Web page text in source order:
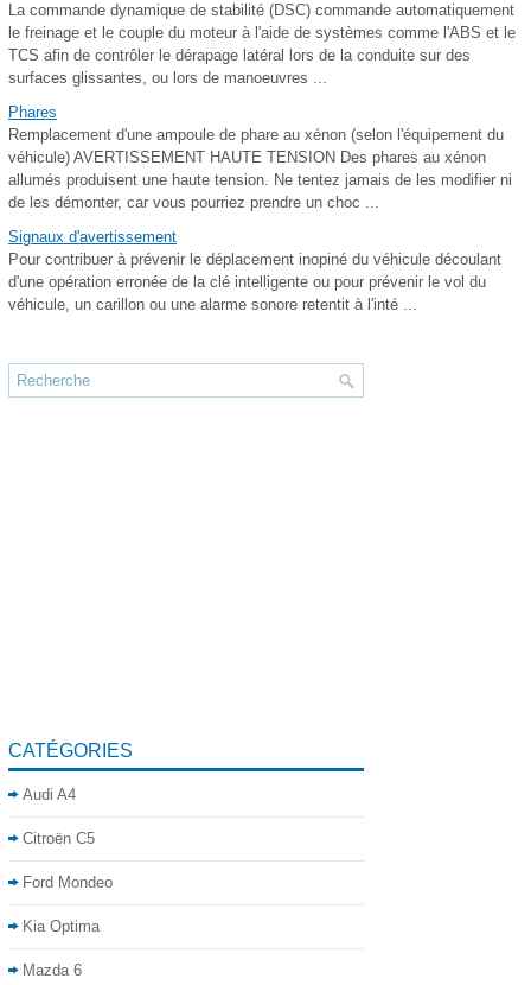
La commande dynamique de stabilité (DSC) commande automatiquement
le freinage et le couple du moteur à l'aide de systèmes comme l'ABS et le
TCS afin de contrôler le dérapage latéral lors de la conduite sur des
surfaces glissantes, ou lors de manoeuvres ...
Phares
Remplacement d'une ampoule de phare au xénon (selon l'équipement du
véhicule) AVERTISSEMENT HAUTE TENSION Des phares au xénon
allumés produisent une haute tension. Ne tentez jamais de les modifier ni
de les démonter, car vous pourriez prendre un choc ...
Signaux d'avertissement
Pour contribuer à prévenir le déplacement inopiné du véhicule découlant
d'une opération erronée de la clé intelligente ou pour prévenir le vol du
véhicule, un carillon ou une alarme sonore retentit à l'inté ...
CATÉGORIES
Audi A4
Citroën C5
Ford Mondeo
Kia Optima
Mazda 6